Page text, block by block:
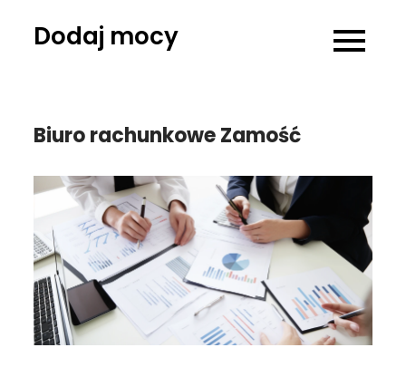
Dodaj mocy
Biuro rachunkowe Zamość